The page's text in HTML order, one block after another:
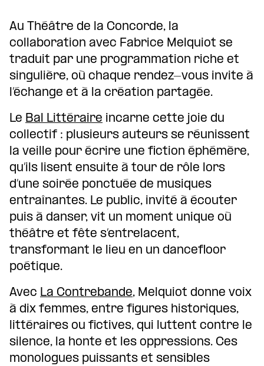
Au Théâtre de la Concorde, la
collaboration avec Fabrice Melquiot se
traduit par une programmation riche et
singulière, où chaque rendez-vous invite à
l’échange et à la création partagée.
Le Bal Littéraire incarne cette joie du
collectif : plusieurs auteurs se réunissent
la veille pour écrire une fiction éphémère,
qu’ils lisent ensuite à tour de rôle lors
d’une soirée ponctuée de musiques
entraînantes. Le public, invité à écouter
puis à danser, vit un moment unique où
théâtre et fête s’entrelacent,
transformant le lieu en un dancefloor
poétique.
Avec La Contrebande, Melquiot donne voix
à dix femmes, entre figures historiques,
littéraires ou fictives, qui luttent contre le
silence, la honte et les oppressions. Ces
monologues puissants et sensibles